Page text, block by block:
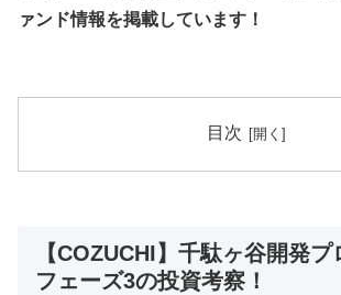
ァンド情報を掲載しています！
目次
【COZUCHI】千駄ヶ谷開発プ
フェーズ3の投資考察！